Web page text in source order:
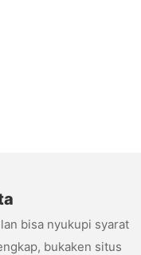
bisa nyukupi syarat
bukaken situs